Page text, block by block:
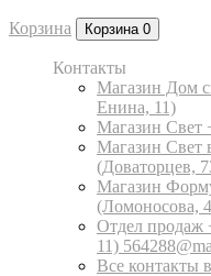
Корзина Корзина 0
Контакты
Магазин Дом
Енина, 11)
Магазин Свет
Магазин Свет
(Доваторцев,
Магазин
(Ломоносова,
Отдел продаж
11)
Все контакты